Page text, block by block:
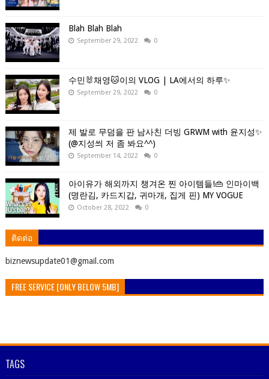
Blah Blah Blah
September 29, 2022 0
수민🐰채영🐱이의 VLOG | LA에서의 하루✨
September 29, 2022 0
제 발로 무덤을 판 남사친 더빙 GRWM with 윤지성✨
(@지성씌 저 좀 봐요^^)
September 14, 2022 0
아이유가 해외까지 챙겨온 찐 아이템들!👜 인마이백
(명란김, 카드지갑, 귀마개, 집게 핀) MY VOGUE
October 28, 2022 0
ติดต่อ
ิbiznewsupdate01@gmail.com
FREE SERVICE [ONLY BELOW 5MB]
TAGS